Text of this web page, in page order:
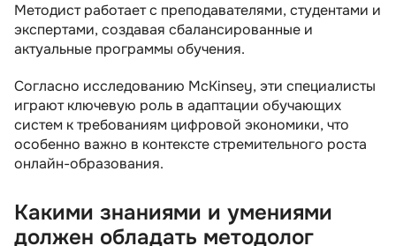
Методист работает с преподавателями, студентами и
экспертами, создавая сбалансированные и
актуальные программы обучения.
Согласно исследованию McKinsey, эти специалисты
играют ключевую роль в адаптации обучающих
систем к требованиям цифровой экономики, что
особенно важно в контексте стремительного роста
онлайн-образования.
Какими знаниями и умениями
должен обладать методолог